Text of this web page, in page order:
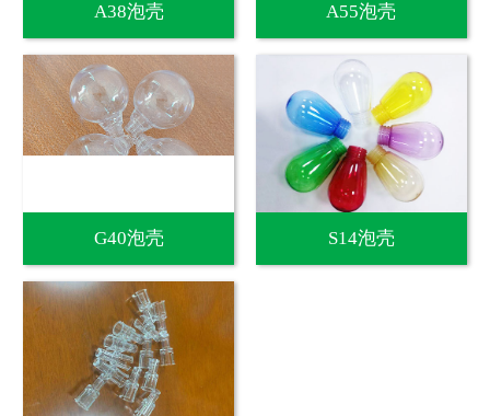
A38泡壳 A55泡壳
G40泡壳 S14泡壳